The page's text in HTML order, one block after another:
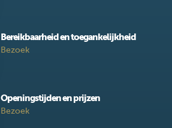
Bereikbaarheid en toegankelijkheid
Bezoek
Openingstijden en prijzen
Bezoek